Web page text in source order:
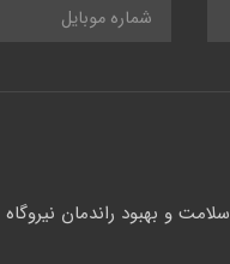
و بهبود راندمان نیروگاه